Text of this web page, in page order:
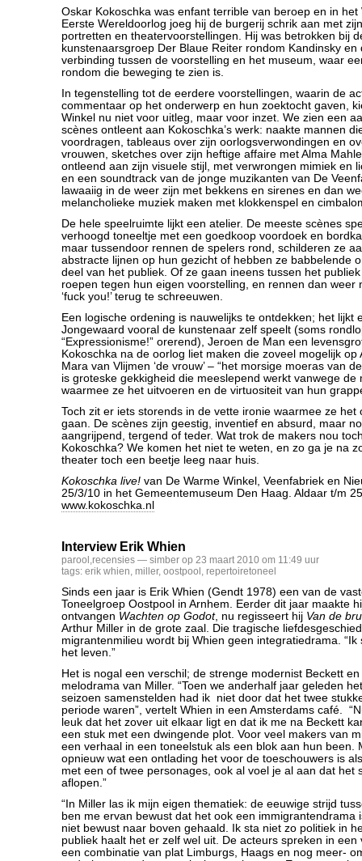
Oskar Kokoschka was enfant terrible van beroep en in
Eerste Wereldoorlog joeg hij de burgerij schrik aan met
portretten en theatervoorstellingen. Hij was betrokken bij
kunstenaarsgroep Der Blaue Reiter rondom Kandinsky en
verbinding tussen de voorstelling en het museum, waar
rondom die beweging te zien is.
In tegenstelling tot de eerdere voorstellingen, waarin de
commentaar op het onderwerp en hun zoektocht gaven,
Winkel nu niet voor uitleg, maar voor inzet. We zien een
scènes ontleent aan Kokoschka’s werk: naakte mannen
voordragen, tableaus over zijn oorlogsverwondingen en
vrouwen, sketches over zijn heftige affaire met Alma
ontleend aan zijn visuele stijl, met verwrongen mimiek en
en een soundtrack van de jonge muzikanten van De
lawaaiig in de weer zijn met bekkens en sirenes en dan
melancholieke muziek maken met klokkenspel en
De hele speelruimte lijkt een atelier. De meeste scènes
verhoogd toneeltje met een goedkoop voordoek en
maar tussendoor rennen de spelers rond, schilderen ze
abstracte lijnen op hun gezicht of hebben ze babbelende
deel van het publiek. Of ze gaan ineens tussen het publiek
roepen tegen hun eigen voorstelling, en rennen dan weer
‘fuck you!’ terug te schreeuwen.
Een logische ordening is nauwelijks te ontdekken; het lijkt
Jongewaard vooral de kunstenaar zelf speelt (soms
“Expressionisme!” orerend), Jeroen de Man een
Kokoschka na de oorlog liet maken die zoveel mogelijk op
Mara van Vlijmen ‘de vrouw’ – “het morsige moeras van
is groteske gekkigheid die meeslepend werkt vanwege de
waarmee ze het uitvoeren en de virtuositeit van hun
Toch zit er iets storends in de vette ironie waarmee ze het
gaan. De scènes zijn geestig, inventief en absurd, maar
aangrijpend, tergend of teder. Wat trok de makers nou
Kokoschka? We komen het niet te weten, en zo ga je na
theater toch een beetje leeg naar huis.
Kokoschka live! van De Warme Winkel, Veenfabriek en
25/3/10 in het Gemeentemuseum Den Haag. Aldaar t/m
www.kokoschka.nl
Interview Erik Whien
parool ,recensies — simber op 23 maart 2010 om 11:49 uur
tags: erik whien, miller, oostpool , repertoiretoneel
Sinds een jaar is Erik Whien (Gendt 1978) een van de
Toneelgroep Oostpool in Arnhem. Eerder dit jaar maakte
ontvangen Wachten op Godot, nu regisseert hij Van de
Arthur Miller in de grote zaal. Die tragische
migrantenmilieu wordt bij Whien geen integratiedrama. “Ik
het leven.”
Het is nogal een verschil; de strenge modernist Beckett
melodrama van Miller. “Toen we anderhalf jaar geleden
seizoen samenstelden had ik niet door dat het twee
periode waren”, vertelt Whien in een Amsterdams café.
leuk dat het zover uit elkaar ligt en dat ik me na Beckett
een stuk met een dwingende plot. Voor veel makers van
een verhaal in een toneelstuk als een blok aan hun been.
opnieuw wat een ontlading het voor de toeschouwers is
met een of twee personages, ook al voel je al aan dat het
aflopen.”
“In Miller las ik mijn eigen thematiek: de eeuwige strijd
ben me ervan bewust dat het ook een immigrantendrama
niet bewust naar boven gehaald. Ik sta niet zo politiek in
publiek haalt het er zelf wel uit. De acteurs spreken in een
een combinatie van plat Limburgs, Haags en nog meer-